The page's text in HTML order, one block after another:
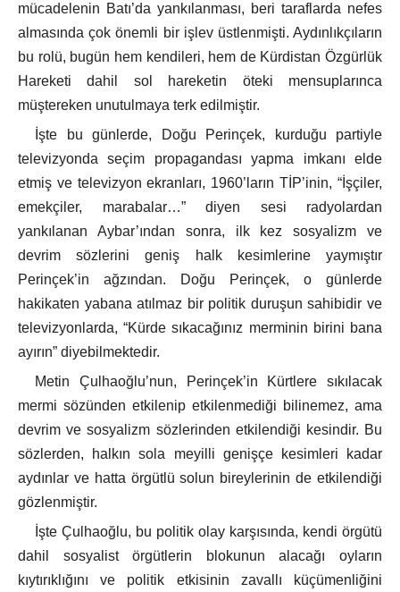
mücadelenin Batı’da yankılanması, beri taraflarda nefes
almasında çok önemli bir işlev üstlenmişti. Aydınlıkçıların
bu rolü, bugün hem kendileri, hem de Kürdistan Özgürlük
Hareketi dahil sol hareketin öteki mensuplarınca
müştereken unutulmaya terk edilmiştir.
İşte bu günlerde, Doğu Perinçek, kurduğu partiyle
televizyonda seçim propagandası yapma imkanı elde
etmiş ve televizyon ekranları, 1960’ların TİP’inin, “İşçiler,
emekçiler, marabalar…” diyen sesi radyolardan
yankılanan Aybar’ından sonra, ilk kez sosyalizm ve
devrim sözlerini geniş halk kesimlerine yaymıştır
Perinçek’in ağzından. Doğu Perinçek, o günlerde
hakikaten yabana atılmaz bir politik duruşun sahibidir ve
televizyonlarda, “Kürde sıkacağınız merminin birini bana
ayırın” diyebilmektedir.
Metin Çulhaoğlu’nun, Perinçek’in Kürtlere sıkılacak
mermi sözünden etkilenip etkilenmediği bilinemez, ama
devrim ve sosyalizm sözlerinden etkilendiği kesindir. Bu
sözlerden, halkın sola meyilli genişçe kesimleri kadar
aydınlar ve hatta örgütlü solun bireylerinin de etkilendiği
gözlenmiştir.
İşte Çulhaoğlu, bu politik olay karşısında, kendi örgütü
dahil sosyalist örgütlerin blokunun alacağı oyların
kıytırıklığını ve politik etkisinin zavallı küçümenliğini